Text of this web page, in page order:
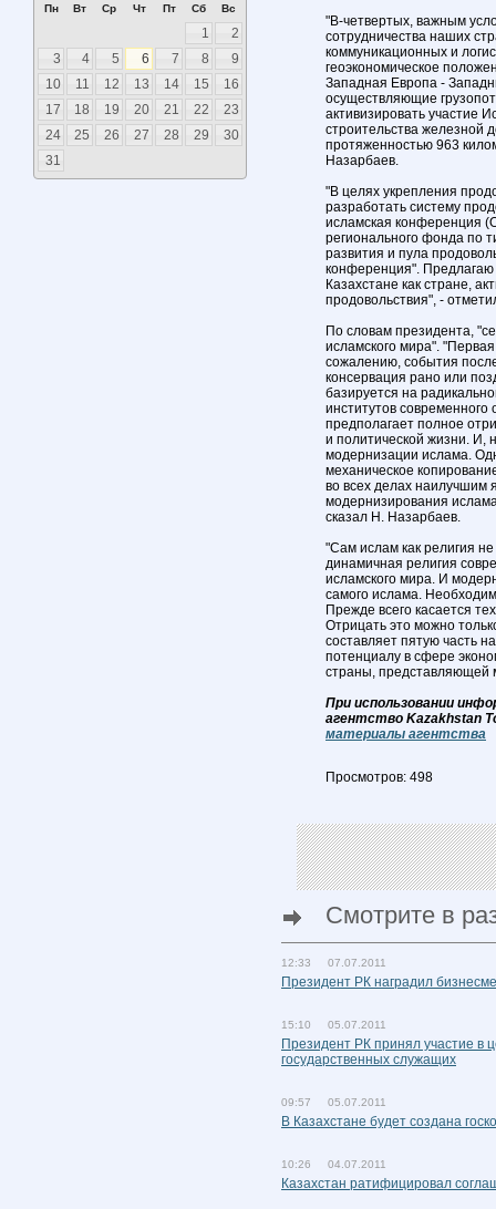
Пн Вт Ср Чт Пт Сб Вс
1
2
3
4 5 6 7 8
9
10
11 12 13 14 15
16
17
18 19 20 21 22
23
24
25 26 27 28 29
30
31
"В-четвертых, важным
сотрудничества наших
коммуникационных и
геоэкономическое
Западная Европа -
осуществляющие
активизировать участие
строительства железной
протяженностью 963
Назарбаев.
"В целях укрепления
разработать систему
исламская конференция
регионального фонда по
развития и пула
конференция".
Казахстане как стране,
продовольствия", -
По словам президента,
исламского мира".
сожалению, события
консервация рано или
базируется на
институтов
предполагает полное
и политической жизни. И,
модернизации ислама.
механическое
во всех делах наилучшим
модернизирования
сказал Н. Назарбаев.
"Сам ислам как религия
динамичная религия
исламского мира. И
самого ислама.
Прежде всего касается
Отрицать это можно
составляет пятую часть
потенциалу в сфере
страны, представляющей
При использовании
агентство Kazakhstan
материалы агентства
Просмотров: 498
Смотрите в
12:33 07.07.2011
Президент РК наградил
15:10 05.07.2011
Президент РК принял участие в
государственных служащих
09:57 05.07.2011
В Казахстане будет создана
10:26 04.07.2011
Казахстан ратифицировал